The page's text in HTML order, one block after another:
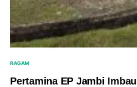
RAGAM
Pertamina EP Jambi